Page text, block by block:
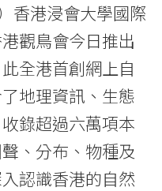
香港浸會大學國際
觀鳥會今日推出
全港首創網上自
地理資訊、生態
錄超過六萬項本
、分布、物種及
認識香港的自然